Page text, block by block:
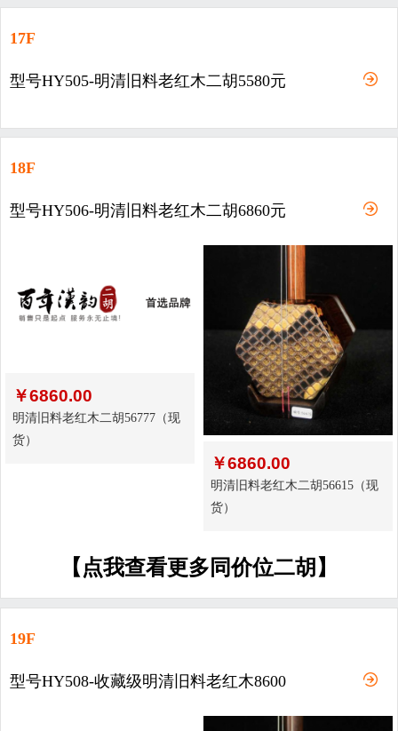
17F
型号HY505-明清旧料老红木二胡5580元
18F
型号HY506-明清旧料老红木二胡6860元
￥6860.00
明清旧料老红木二胡56777（现
货）
￥6860.00
明清旧料老红木二胡56615（现
货）
【点我查看更多同价位二胡】
19F
型号HY508-收藏级明清旧料老红木8600